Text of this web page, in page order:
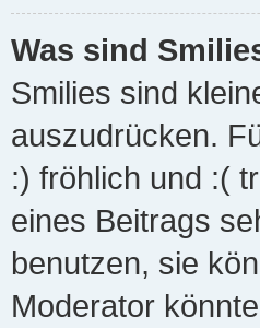
Was sind
Smilies sind
auszudrücken.
:) fröhlich und :(
eines Beitrags
benutzen, sie
Moderator